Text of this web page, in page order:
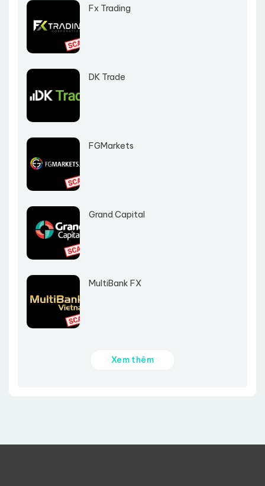
Fx Trading
DK Trade
FGMarkets
Grand Capital
MultiBank FX
Xem thêm